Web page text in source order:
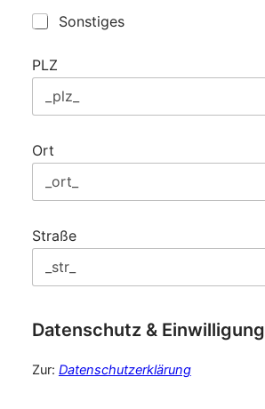
Sonstiges
PLZ
Ort
Straße
Datenschutz & Einwilligung
Zur: Datenschutzerklärung